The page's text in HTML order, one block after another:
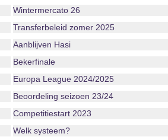
Wintermercato 26
Transferbeleid zomer 2025
Aanblijven Hasi
Bekerfinale
Europa League 2024/2025
Beoordeling seizoen 23/24
Competitiestart 2023
Welk systeem?